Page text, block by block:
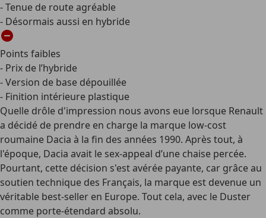
- Tenue de route agréable
- Désormais aussi en hybride
Points faibles
- Prix de l’hybride
- Version de base dépouillée
- Finition intérieure plastique
Quelle drôle d'impression nous avons eue lorsque Renault
a décidé de prendre en charge la marque low-cost
roumaine Dacia à la fin des années 1990. Après tout, à
l'époque, Dacia avait le sex-appeal d’une chaise percée.
Pourtant, cette décision s'est avérée payante, car grâce au
soutien technique des Français, la marque est devenue un
véritable best-seller en Europe. Tout cela, avec le Duster
comme porte-étendard absolu.